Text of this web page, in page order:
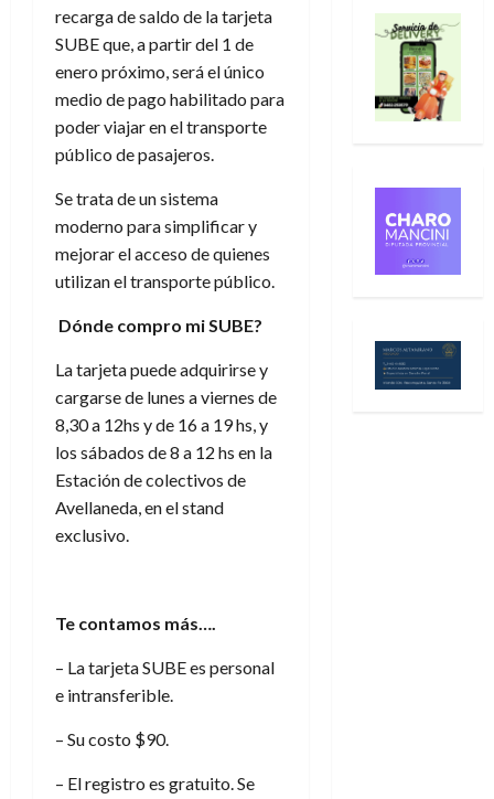
recarga de saldo de la tarjeta
SUBE que, a partir del 1 de
enero próximo, será el único
medio de pago habilitado para
poder viajar en el transporte
público de pasajeros.
Se trata de un sistema
moderno para simplificar y
mejorar el acceso de quienes
utilizan el transporte público.
Dónde compro mi SUBE?
La tarjeta puede adquirirse y
cargarse de lunes a viernes de
8,30 a 12hs y de 16 a 19 hs, y
los sábados de 8 a 12 hs en la
Estación de colectivos de
Avellaneda, en el stand
exclusivo.
Te contamos más….
– La tarjeta SUBE es personal
e intransferible.
– Su costo $90.
– El registro es gratuito. Se